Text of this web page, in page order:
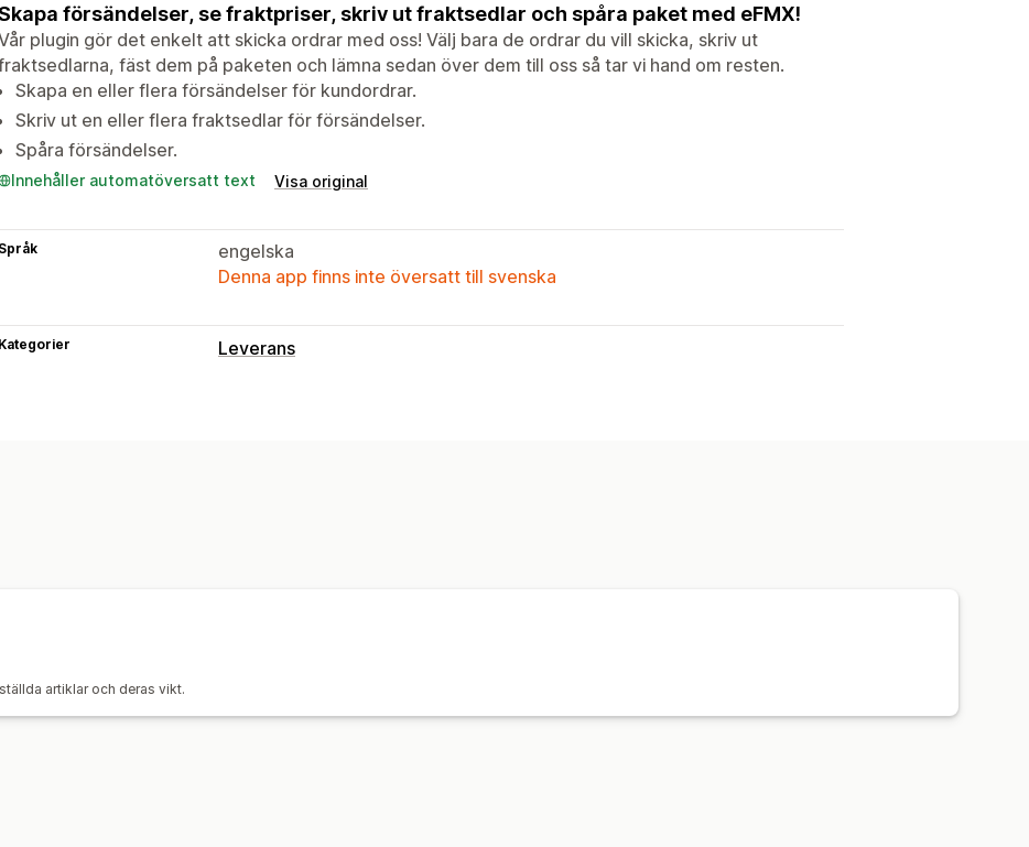
försändelser, se fraktpriser, skriv ut fraktsedlar och spåra paket med eFMX!
plugin gör det enkelt att skicka ordrar med oss! Välj bara de ordrar du vill skicka, skriv ut
fäst dem på paketen och lämna sedan över dem till oss så tar vi hand om resten.
Skapa en eller flera försändelser för kundordrar.
Skriv ut en eller flera fraktsedlar för försändelser.
Spåra försändelser.
Innehåller automatöversatt text Visa original
Språk
engelska
Denna app finns inte översatt till svenska
Kategorier Leverans
artiklar och deras vikt.